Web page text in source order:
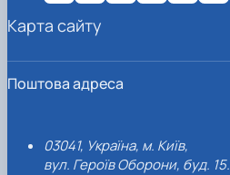
Поштова адреса
03041, Україна, м. Київ,
вул. Героїв Оборони, буд. 15.
Карта сайту